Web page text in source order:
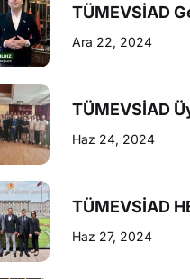
Ara 22, 2024
Haz 24, 2024
Haz 27, 2024